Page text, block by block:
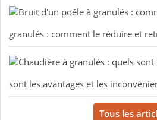
granulés : comment le réduire et
sont les avantages et les
Tous les